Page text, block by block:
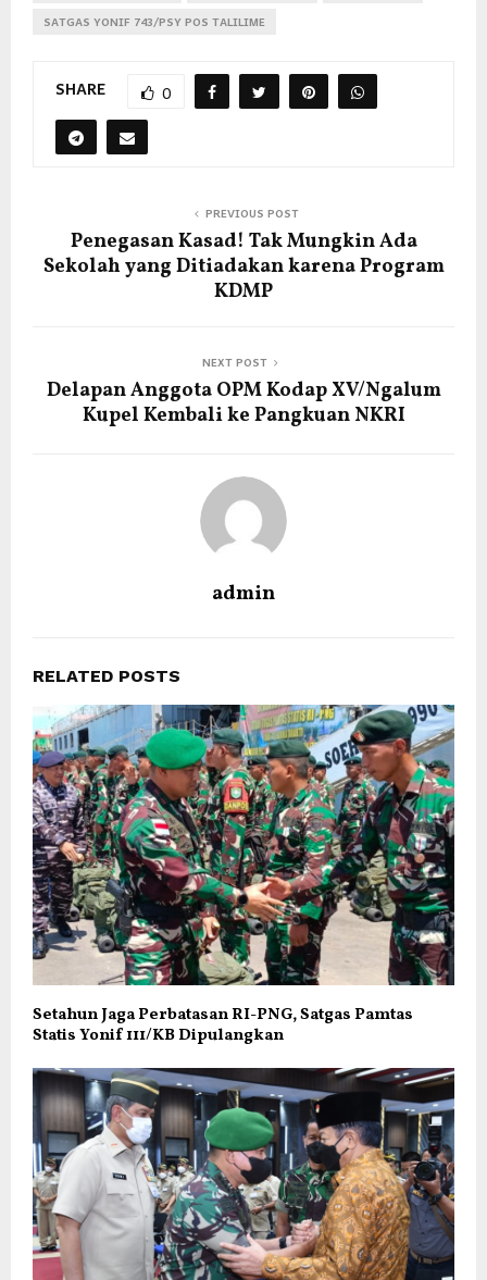
SATGAS YONIF 743/PSY POS TALILIME
SHARE 0
PREVIOUS POST
Penegasan Kasad! Tak Mungkin Ada
Sekolah yang Ditiadakan karena Program
KDMP
NEXT POST
Delapan Anggota OPM Kodap XV/Ngalum
Kupel Kembali ke Pangkuan NKRI
admin
RELATED POSTS
Setahun Jaga Perbatasan RI-PNG, Satgas Pamtas
Statis Yonif 111/KB Dipulangkan